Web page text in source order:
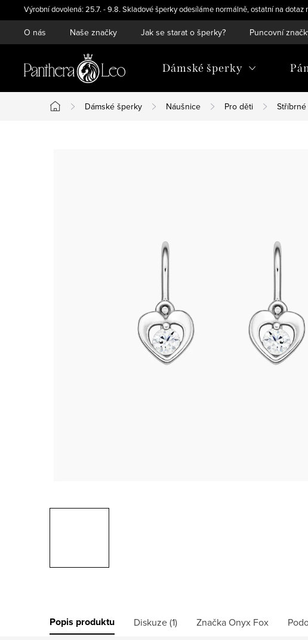
na
obsah
Výrobní dovolená: 25.7. - 9.8. Skladové šperky odesíláme normálně, ostatní na
O nás Naše značky Jak se starat o šperky? Puncovní
Dámské šperky
Domů
Dámské šperky Náušnice Pro děti
Popis produktu Diskuze (1) ZnačkaOnyx Fox